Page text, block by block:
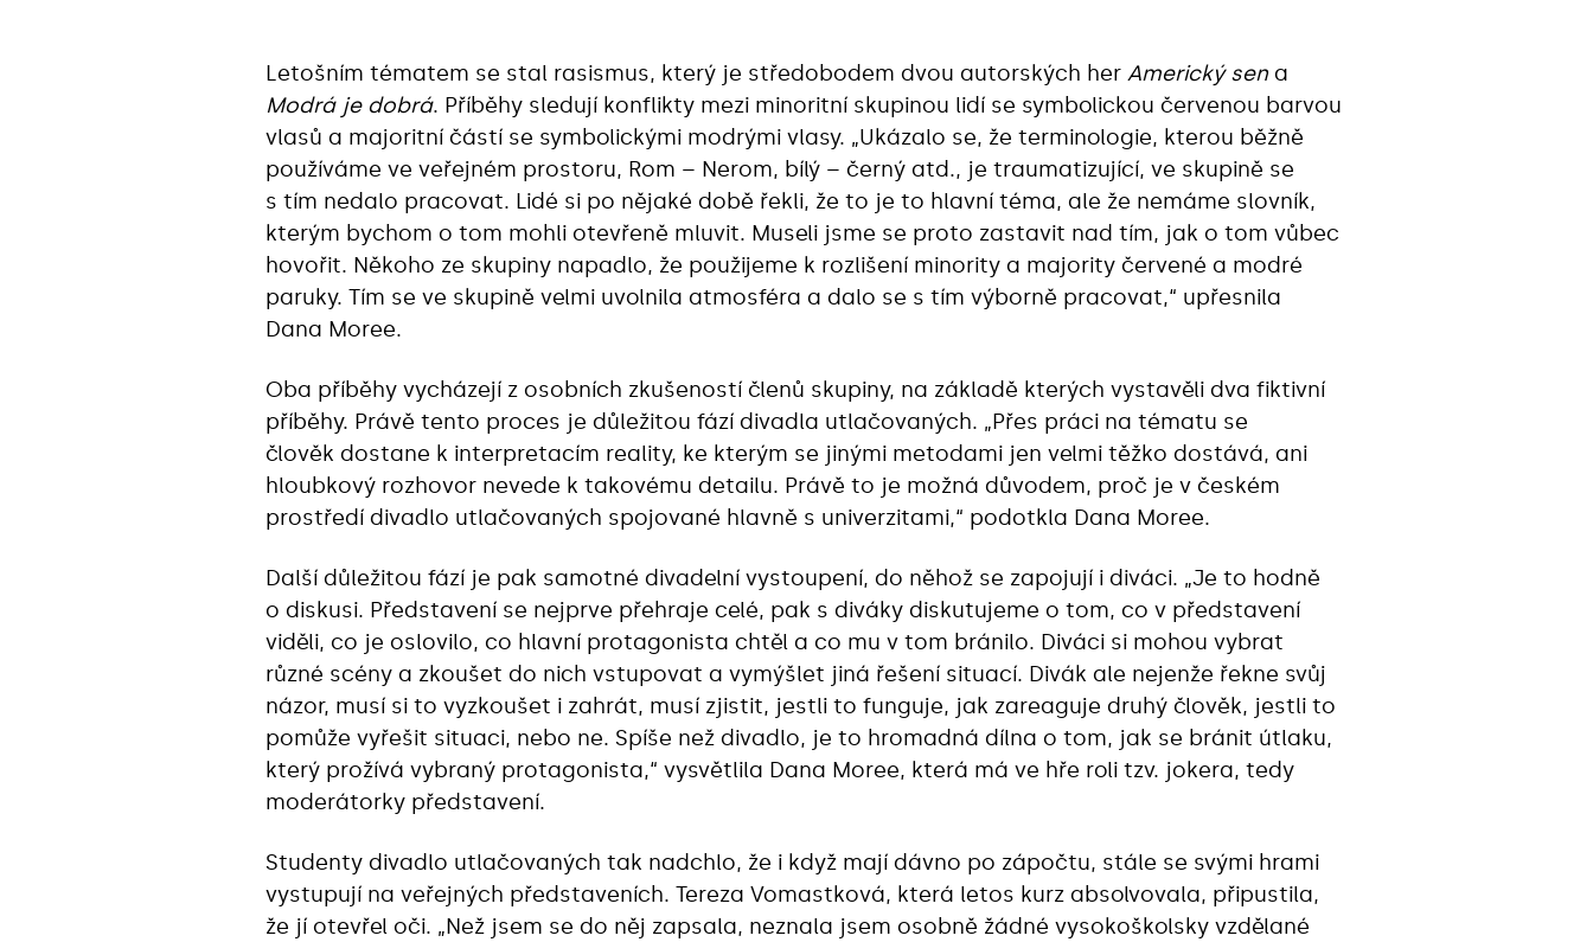
Letošním tématem se stal rasismus, který je středobodem dvou autorských her Americký sen a
Modrá je dobrá. Příběhy sledují konflikty mezi minoritní skupinou lidí se symbolickou červenou barvou
vlasů a majoritní částí se symbolickými modrými vlasy. „Ukázalo se, že terminologie, kterou běžně
používáme ve veřejném prostoru, Rom – Nerom, bílý – černý atd., je traumatizující, ve skupině se
s tím nedalo pracovat. Lidé si po nějaké době řekli, že to je to hlavní téma, ale že nemáme slovník,
kterým bychom o tom mohli otevřeně mluvit. Museli jsme se proto zastavit nad tím, jak o tom vůbec
hovořit. Někoho ze skupiny napadlo, že použijeme k rozlišení minority a majority červené a modré
paruky. Tím se ve skupině velmi uvolnila atmosféra a dalo se s tím výborně pracovat,“ upřesnila
Dana Moree.
Oba příběhy vycházejí z osobních zkušeností členů skupiny, na základě kterých vystavěli dva fiktivní
příběhy. Právě tento proces je důležitou fází divadla utlačovaných. „Přes práci na tématu se
člověk dostane k interpretacím reality, ke kterým se jinými metodami jen velmi těžko dostává, ani
hloubkový rozhovor nevede k takovému detailu. Právě to je možná důvodem, proč je v českém
prostředí divadlo utlačovaných spojované hlavně s univerzitami,“ podotkla Dana Moree.
Další důležitou fází je pak samotné divadelní vystoupení, do něhož se zapojují i diváci. „Je to hodně
o diskusi. Představení se nejprve přehraje celé, pak s diváky diskutujeme o tom, co v představení
viděli, co je oslovilo, co hlavní protagonista chtěl a co mu v tom bránilo. Diváci si mohou vybrat
různé scény a zkoušet do nich vstupovat a vymýšlet jiná řešení situací. Divák ale nejenže řekne svůj
názor, musí si to vyzkoušet i zahrát, musí zjistit, jestli to funguje, jak zareaguje druhý člověk, jestli to
pomůže vyřešit situaci, nebo ne. Spíše než divadlo, je to hromadná dílna o tom, jak se bránit útlaku,
který prožívá vybraný protagonista,“ vysvětlila Dana Moree, která má ve hře roli tzv. jokera, tedy
moderátorky představení.
Studenty divadlo utlačovaných tak nadchlo, že i když mají dávno po zápočtu, stále se svými hrami
vystupují na veřejných představeních. Tereza Vomastková, která letos kurz absolvovala, připustila,
že jí otevřel oči. „Než jsem se do něj zapsala, neznala jsem osobně žádné vysokoškolsky vzdělané